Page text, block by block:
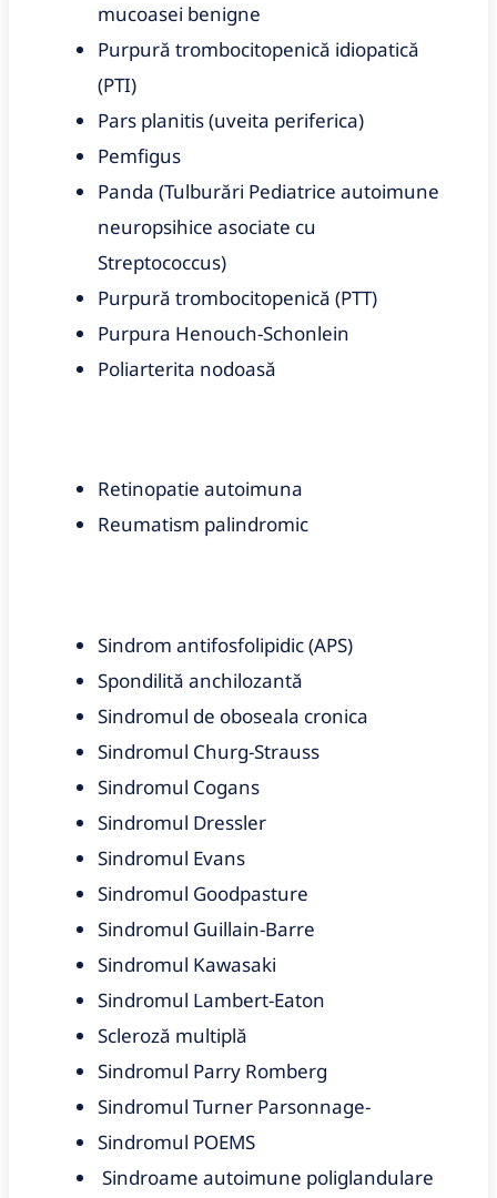
mucoasei benigne
Purpură trombocitopenică idiopatică
(PTI)
Pars planitis (uveita periferica)
Pemfigus
Panda (Tulburări Pediatrice autoimune
neuropsihice asociate cu
Streptococcus)
Purpură trombocitopenică (PTT)
Purpura Henouch-Schonlein
Poliarterita nodoasă
Retinopatie autoimuna
Reumatism palindromic
Sindrom antifosfolipidic (APS)
Spondilită anchilozantă
Sindromul de oboseala cronica
Sindromul Churg-Strauss
Sindromul Cogans
Sindromul Dressler
Sindromul Evans
Sindromul Goodpasture
Sindromul Guillain-Barre
Sindromul Kawasaki
Sindromul Lambert-Eaton
Scleroză multiplă
Sindromul Parry Romberg
Sindromul Turner Parsonnage-
Sindromul POEMS
Sindroame autoimune poliglandulare